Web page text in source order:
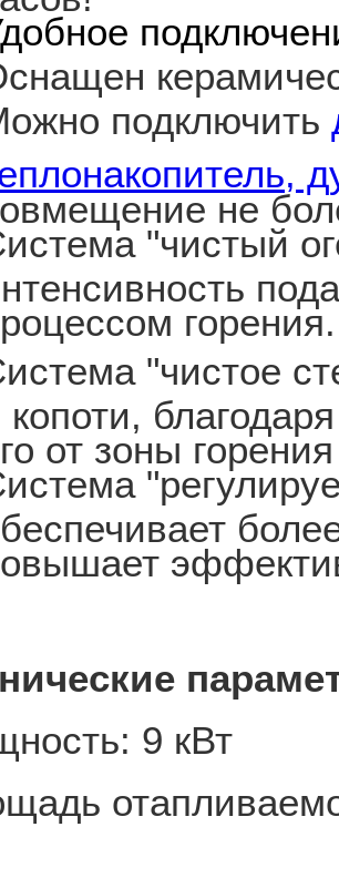
подключить
не
"чистый
"чистое
копоти,
от зоны горения
9 кВт